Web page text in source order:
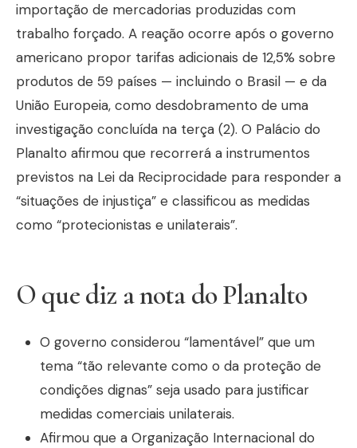
importação de mercadorias produzidas com
trabalho forçado. A reação ocorre após o governo
americano propor tarifas adicionais de 12,5% sobre
produtos de 59 países — incluindo o Brasil — e da
União Europeia, como desdobramento de uma
investigação concluída na terça (2). O Palácio do
Planalto afirmou que recorrerá a instrumentos
previstos na Lei da Reciprocidade para responder a
“situações de injustiça” e classificou as medidas
como “protecionistas e unilaterais”.
O que diz a nota do Planalto
O governo considerou “lamentável” que um
tema “tão relevante como o da proteção de
condições dignas” seja usado para justificar
medidas comerciais unilaterais.
Afirmou que a Organização Internacional do